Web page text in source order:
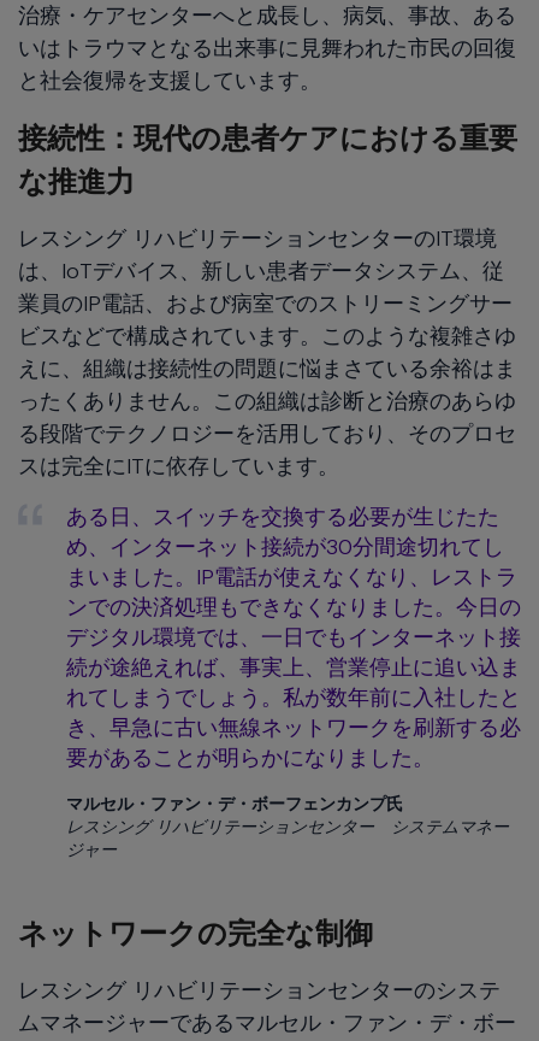
治療・ケアセンターへと成長し、病気、事故、ある
いはトラウマとなる出来事に見舞われた市民の回復
と社会復帰を支援しています。
接続性：現代の患者ケアにおける重要
な推進力
レスシング リハビリテーションセンターのIT環境
は、IoTデバイス、新しい患者データシステム、従
業員のIP電話、および病室でのストリーミングサー
ビスなどで構成されています。このような複雑さゆ
えに、組織は接続性の問題に悩まさている余裕はま
ったくありません。この組織は診断と治療のあらゆ
る段階でテクノロジーを活用しており、そのプロセ
スは完全にITに依存しています。
ある日、スイッチを交換する必要が生じたた
め、インターネット接続が30分間途切れてし
まいました。IP電話が使えなくなり、レストラ
ンでの決済処理もできなくなりました。今日の
デジタル環境では、一日でもインターネット接
続が途絶えれば、事実上、営業停止に追い込ま
れてしまうでしょう。私が数年前に入社したと
き、早急に古い無線ネットワークを刷新する必
要があることが明らかになりました。
マルセル・ファン・デ・ボーフェンカンプ氏
レスシング リハビリテーションセンター システムマネー
ジャー
ネットワークの完全な制御
レスシング リハビリテーションセンターのシステ
ムマネージャーであるマルセル・ファン・デ・ボー